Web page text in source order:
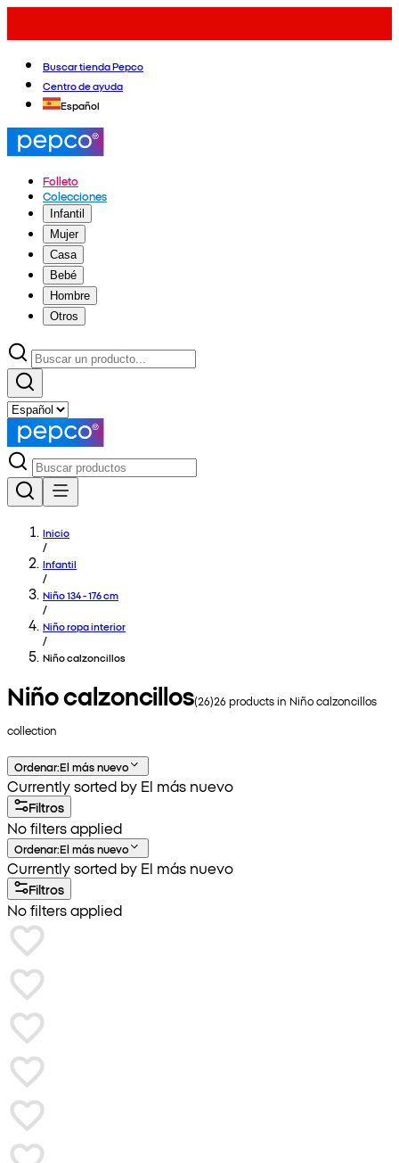
Buscar tienda Pepco
Centro de ayuda
Español
Folleto
Colecciones
Infantil
Mujer
Casa
Bebé
Hombre
Otros
Inicio
/
Infantil
/
Niño 134 - 176 cm
/
Niño ropa interior
/
Niño calzoncillos
Niño calzoncillos(26)26 products in Niño calzoncillos
collection
Ordenar:El más nuevo
Currently sorted by El más nuevo
Filtros
No filters applied
Ordenar:El más nuevo
Currently sorted by El más nuevo
Filtros
No filters applied